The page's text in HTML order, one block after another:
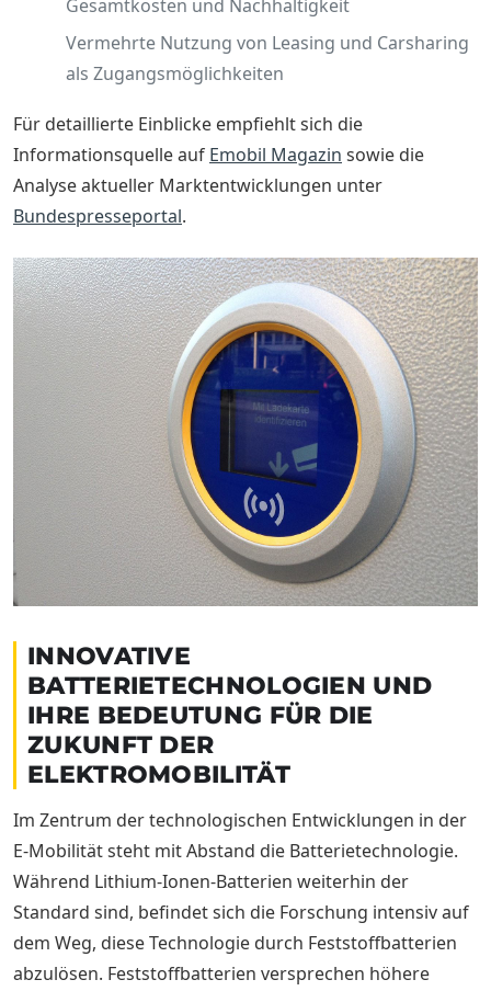
Gesamtkosten und Nachhaltigkeit
Vermehrte Nutzung von Leasing und Carsharing
als Zugangsmöglichkeiten
Für detaillierte Einblicke empfiehlt sich die
Informationsquelle auf Emobil Magazin sowie die
Analyse aktueller Marktentwicklungen unter
Bundespresseportal.
INNOVATIVE
BATTERIETECHNOLOGIEN UND
IHRE BEDEUTUNG FÜR DIE
ZUKUNFT DER
ELEKTROMOBILITÄT
Im Zentrum der technologischen Entwicklungen in der
E-Mobilität steht mit Abstand die Batterietechnologie.
Während Lithium-Ionen-Batterien weiterhin der
Standard sind, befindet sich die Forschung intensiv auf
dem Weg, diese Technologie durch Feststoffbatterien
abzulösen. Feststoffbatterien versprechen höhere